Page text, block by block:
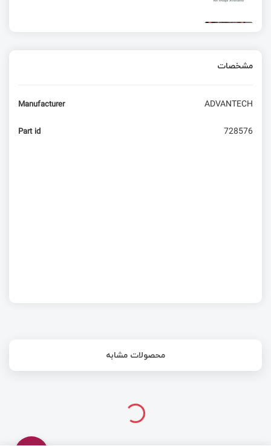
10 مورد از بهترین کامپیوتر های تک برد (Single
مشخصات
Manufacturer ADVANTECH
Part id 728576
محصولات مشابه